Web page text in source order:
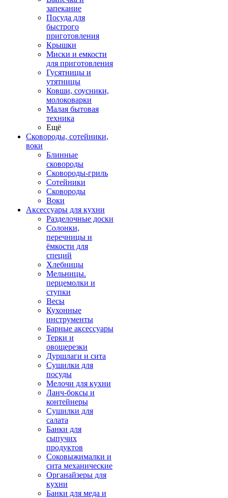
запекание
Посуда для
быстрого
приготовления
Крышки
Миски и емкости
для приготовления
Гусятницы и
утятницы
Ковши, соусники,
молоковарки
Малая бытовая
техника
Ещё
Сковороды, сотейники,
воки
Блинные
сковороды
Сковороды-гриль
Сотейники
Сковороды
Воки
Аксессуары для кухни
Разделочные доски
Солонки,
перечницы и
ёмкости для
специй
Хлебницы
Мельницы.
перцемолки и
ступки
Весы
Кухонные
инструменты
Барные аксессуары
Терки и
овощерезки
Дуршлаги и сита
Сушилки для
посуды
Мелочи для кухни
Ланч-боксы и
контейнеры
Сушилки для
салата
Банки для
сыпучих
продуктов
Соковыжималки и
сита механические
Органайзеры для
кухни
Банки для меда и